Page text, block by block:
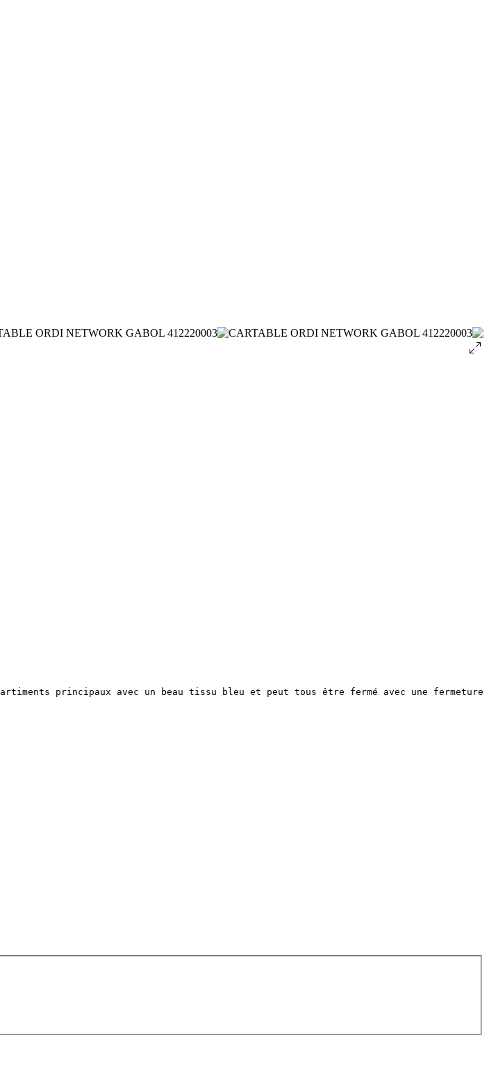
principaux avec un beau tissu bleu et peut tous être fermé avec une